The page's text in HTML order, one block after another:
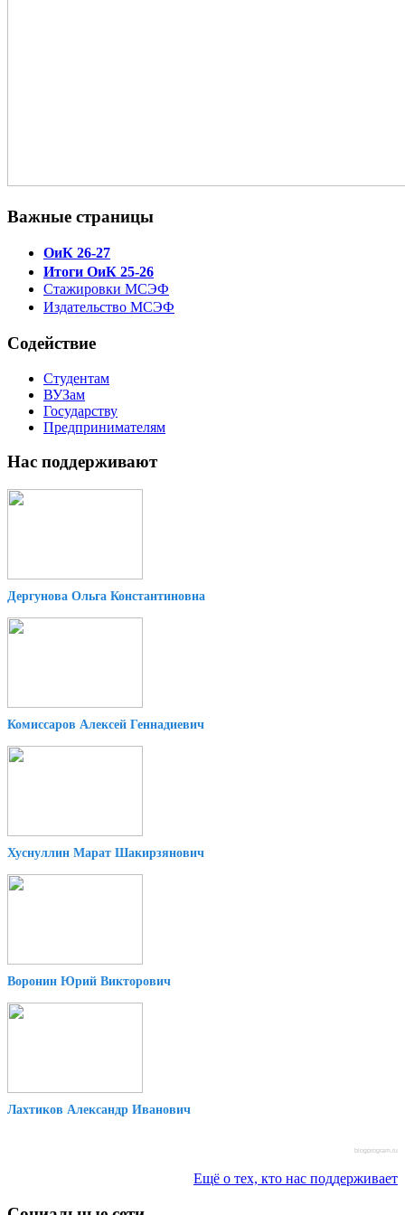
Важные страницы
ОиК 26-27
Итоги ОиК 25-26
Стажировки МСЭФ
Издательство МСЭФ
Содействие
Студентам
ВУЗам
Государству
Предпринимателям
Нас поддерживают
Дергунова Ольга Константиновна
Комиссаров Алексей Геннадиевич
Хуснуллин Марат Шакирзянович
Воронин Юрий Викторович
Лахтиков Александр Иванович
blogprogram.ru
Ещё о тех, кто нас поддерживает